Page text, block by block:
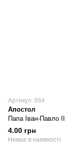
Артикул: 884
Апостол
Папа Іван-Павло ІІ
4.00 грн
Немає в наявності